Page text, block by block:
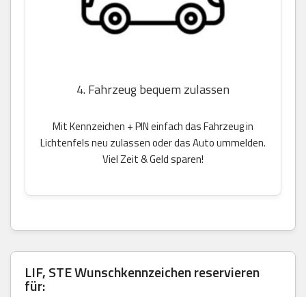
4. Fahrzeug bequem zulassen
Mit Kennzeichen + PIN einfach das Fahrzeug in
Lichtenfels neu zulassen oder das Auto ummelden.
Viel Zeit & Geld sparen!
LIF, STE Wunschkennzeichen reservieren
für: